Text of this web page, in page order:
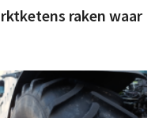
raken waar